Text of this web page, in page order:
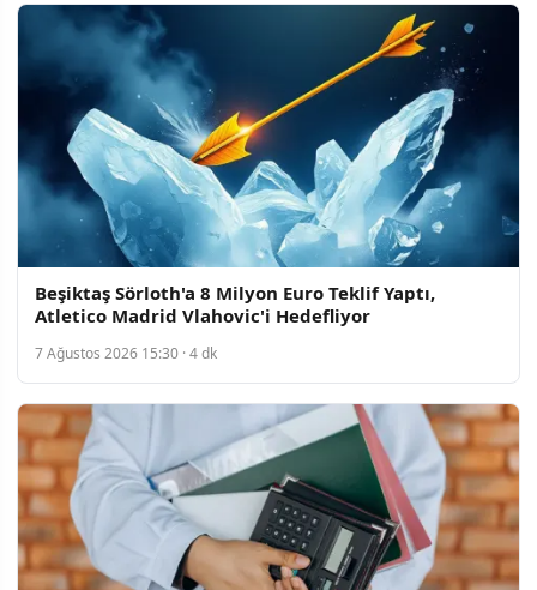
Beşiktaş Sörloth'a 8 Milyon Euro Teklif Yaptı,
Atletico Madrid Vlahovic'i Hedefliyor
7 Ağustos 2026 15:30 · 4 dk